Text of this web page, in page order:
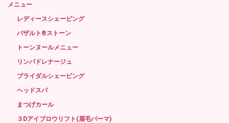
メニュー
レディースシェービング
バザルト®ストーン
トーンヌールメニュー
リンパドレナージュ
ブライダルシェービング
ヘッドスパ
まつげカール
３Dアイブロウリフト(眉毛パーマ)